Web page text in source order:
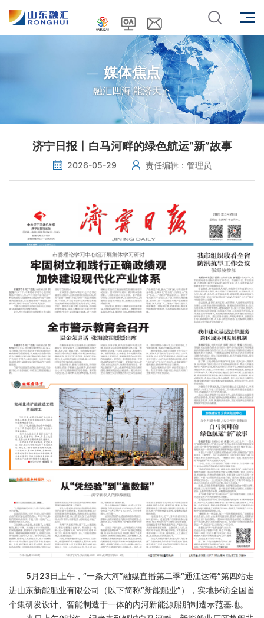
媒体焦点
融汇四海 能济天下
济宁日报丨白马河畔的绿色航运“新”故事
2026-05-29 责任编辑：管理员
5月23日上午，“一条大河”融媒直播第二季“通江达海”第四站走
进山东新能船业有限公司（以下简称“新能船业”），实地探访全国首
个集研发设计、智能制造于一体的内河新能源船舶制造示范基地。